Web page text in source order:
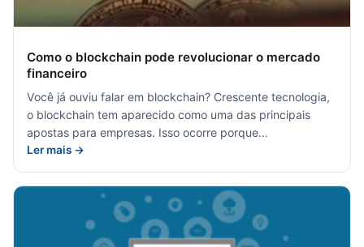
Como o blockchain pode revolucionar o mercado
financeiro
Você já ouviu falar em blockchain? Crescente tecnologia,
o blockchain tem aparecido como uma das principais
apostas para empresas. Isso ocorre porque…
Ler mais →